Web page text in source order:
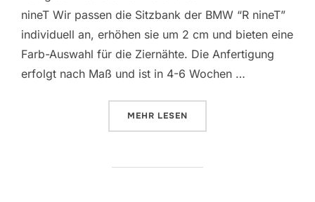
nineT Wir passen die Sitzbank der BMW “R nineT”
individuell an, erhöhen sie um 2 cm und bieten eine
Farb-Auswahl für die Ziernähte. Die Anfertigung
erfolgt nach Maß und ist in 4-6 Wochen …
MEHR ÜBER „NEU IM SHOP BMW R-
LESEN